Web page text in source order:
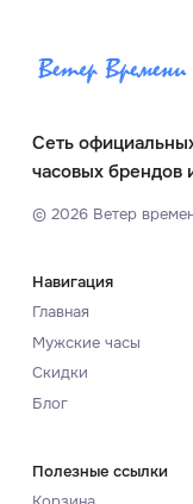
Сеть
часовых брендов
© 2026Ветер
Навигация
Главная
Мужские часы
Скидки
Блог
Полезные ссылки